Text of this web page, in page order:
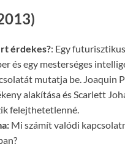
érdekes?: Egy
és egy mesterséges
mutatja be. Joaquin
alakítása és Scarlett
felejthetetlenné.
Mi számít valódi